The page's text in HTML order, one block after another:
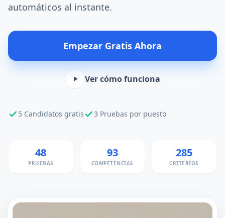
automáticos al instante.
Empezar Gratis Ahora
Ver cómo funciona
5 Candidatos gratis 3 Pruebas por puesto
48
PRUEBAS
93
COMPETENCIAS
285
CRITERIOS